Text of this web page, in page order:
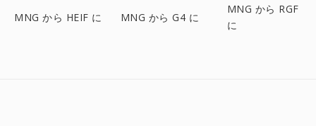
MNG から HEIF に MNG から G4 に
MNG から RGF
に